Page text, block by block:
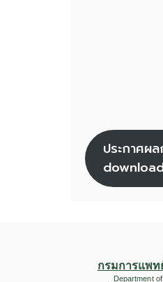
ประกาศผ
กรมการแพท
Department